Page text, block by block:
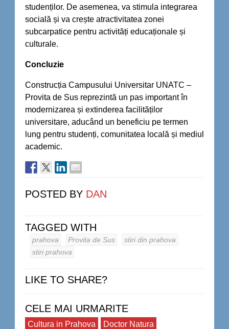
studenților. De asemenea, va stimula integrarea
socială și va crește atractivitatea zonei
subcarpatice pentru activități educaționale și
culturale.
Concluzie
Construcția Campusului Universitar UNATC –
Provita de Sus reprezintă un pas important în
modernizarea și extinderea facilităților
universitare, aducând un beneficiu pe termen
lung pentru studenți, comunitatea locală și mediul
academic.
POSTED BY DAN
TAGGED WITH
prahova Provita de Sus
stiri din prahova
stiri prahova
LIKE TO SHARE?
CELE MAI URMARITE
Cultura in Prahova
Doctor Natura